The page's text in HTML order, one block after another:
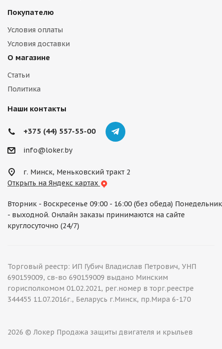
Покупателю
Условия оплаты
Условия доставки
О магазине
Статьи
Политика
Наши контакты
+375 (44) 557-55-00
info@loker.by
г. Минск, Меньковский тракт 2
Открыть на Яндекс картах
Вторник - Воскресенье 09:00 - 16:00 (без обеда) Понедельник
- выходной. Онлайн заказы принимаются на сайте
круглосуточно (24/7)
Торговый реестр: ИП Губич Владислав Петрович, УНП
690159009, св-во 690159009 выдано Минским
горисполкомом 01.02.2021, рег.номер в торг.реестре
344455 11.07.2016г., Беларусь г.Минск, пр.Мира 6-170
2026 © Локер Продажа защиты двигателя и крыльев